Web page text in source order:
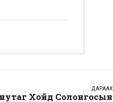
ДАРААХ
Хойд Солонгосын